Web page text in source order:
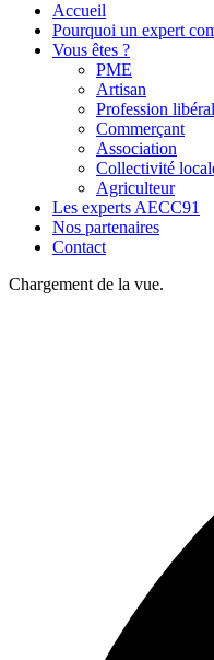
Accueil
Pourquoi un expert
Vous êtes ?
PME
Artisan
Profession
Commerçant
Association
Collectivité
Agriculteur
Les experts AECC91
Nos partenaires
Contact
Chargement de la vue.